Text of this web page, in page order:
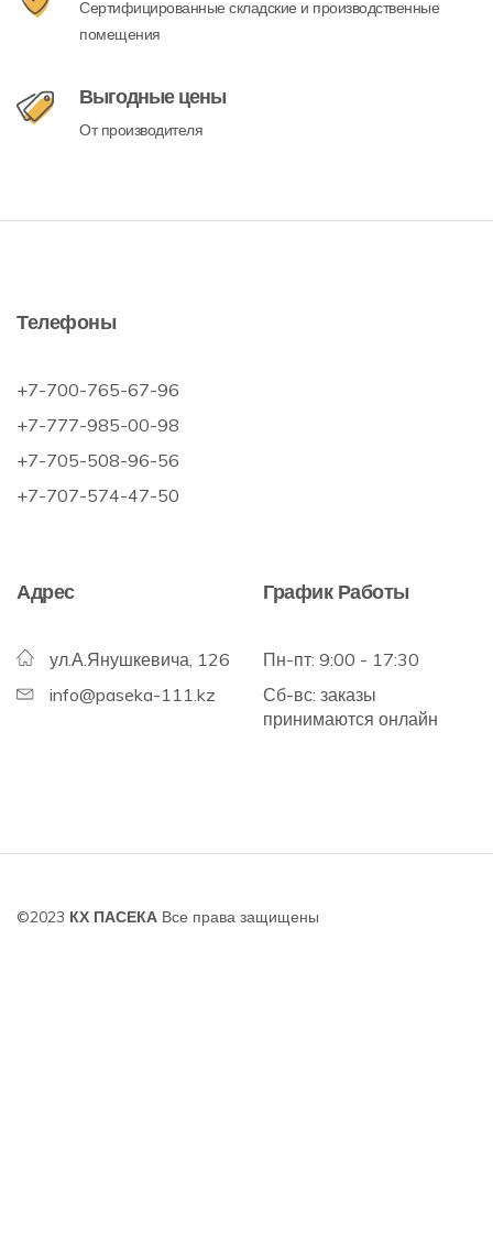
Сертифицированные складские и производственные
помещения
Выгодные цены
От производителя
Телефоны
+7-700-765-67-96
+7-777-985-00-98
+7-705-508-96-56
+7-707-574-47-50
Адрес
ул.А.Янушкевича, 126
info@paseka-111.kz
График Работы
Пн-пт: 9:00 - 17:30
Сб-вс: заказы
принимаются онлайн
©2023 КХ ПАСЕКА Все права защищены